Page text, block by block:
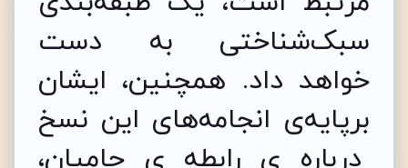
سبک‌شناختی به دست
خواهد داد. همچنین، ایشان
برپایه‌­ی انجامه‌های این نسخ
درباره ی رابطه ی حامیان،